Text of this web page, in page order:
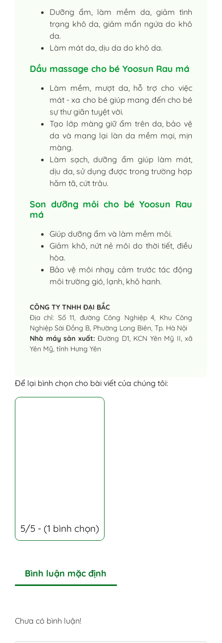
Dưỡng ẩm, làm mềm da, giảm tình
trạng khô da, giảm mẩn ngứa do khô
da.
Làm mát da, dịu da do khô da.
Dầu massage cho bé Yoosun Rau má
Làm mềm, mượt da, hỗ trợ cho việc
mát - xa cho bé giúp mang đến cho bé
sự thư giãn tuyệt vời.
Tạo lớp màng giữ ẩm trên da, bảo vệ
da và mang lại làn da mềm mại, mịn
màng.
Làm sạch, dưỡng ẩm giúp làm mát,
dịu da, sử dụng được trong trường hợp
hăm tã, cứt trâu.
Son dưỡng môi cho bé Yoosun Rau
má
Giúp dưỡng ẩm và làm mềm môi.
Giảm khô, nứt nẻ môi do thời tiết, điều
hòa.
Bảo vệ môi nhạy cảm trước tác động
môi trường gió, lạnh, khô hanh.
CÔNG TY TNHH ĐẠI BẮC
Địa chỉ: Số 11, đường Công Nghiệp 4, Khu Công
Nghiệp Sài Đồng B, Phường Long Biên, Tp. Hà Nội
Nhà máy sản xuất: Đường D1, KCN Yên Mỹ II, xã
Yên Mỹ, tỉnh Hưng Yên
Để lại bình chọn cho bài viết của chúng tôi:
5/5 - (1 bình chọn)
Bình luận mặc định
Chưa có bình luận!